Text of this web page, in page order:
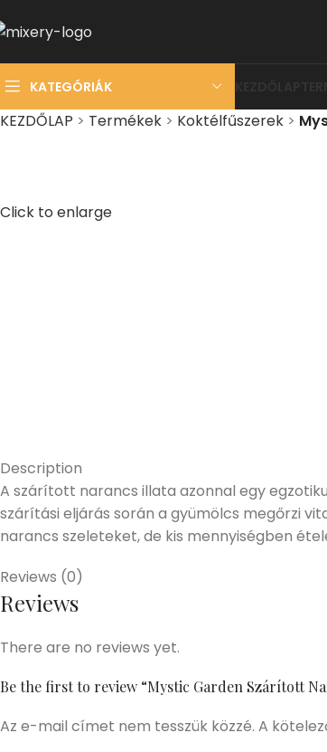
KATEGÓRIÁK
KEZDŐLAP > Termékek > Koktélfűszerek >
Click to enlarge
Description
A szárított narancs illata azonnal egy
szárítási eljárás során a gyümölcs megőrzi
narancs szeleteket, de kis mennyiségben
Reviews (0)
Reviews
There are no reviews yet.
Be the first to review “Mystic Garden Szárított
Az e-mail címet nem tesszük közzé. A